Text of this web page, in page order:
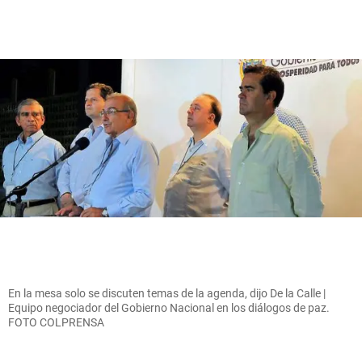
En la mesa solo se discuten temas de la agenda, dijo De la Calle |
Equipo negociador del Gobierno Nacional en los diálogos de paz.
FOTO COLPRENSA